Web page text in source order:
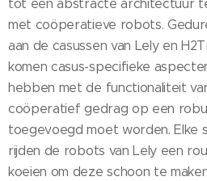
tot een abstracte architectuur
met coöperatieve robots.
aan de casussen van Lely en
komen casus-specifieke
hebben met de functionaliteit
coöperatief gedrag op een
toegevoegd moet worden. Elke
rijden de robots van Lely een
koeien om deze schoon te